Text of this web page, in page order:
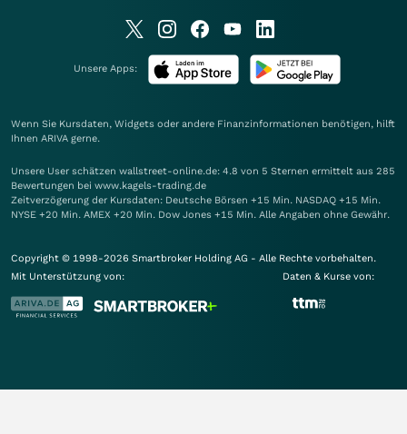
Unsere Apps:
Wenn Sie Kursdaten, Widgets oder andere Finanzinformationen benötigen, hilft
Ihnen ARIVA gerne.
Unsere User schätzen wallstreet-online.de: 4.8 von 5 Sternen ermittelt aus 285
Bewertungen bei www.kagels-trading.de
Zeitverzögerung der Kursdaten: Deutsche Börsen +15 Min. NASDAQ +15 Min.
NYSE +20 Min. AMEX +20 Min. Dow Jones +15 Min. Alle Angaben ohne Gewähr.
Copyright © 1998-2026 Smartbroker Holding AG - Alle Rechte vorbehalten.
Mit Unterstützung von:
Daten & Kurse von: